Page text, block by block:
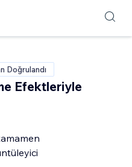
Doğrulandı
Efektleriyle